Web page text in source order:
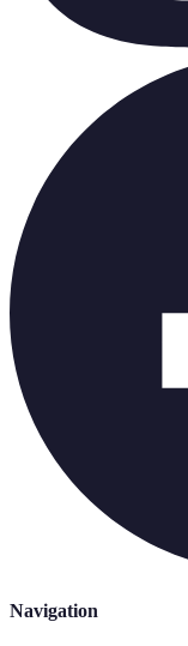
Navigation